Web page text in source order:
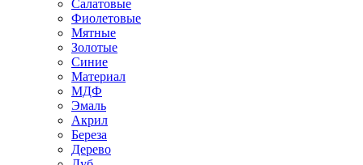
Салатовые
Фиолетовые
Мятные
Золотые
Синие
Материал
МДФ
Эмаль
Акрил
Береза
Дерево